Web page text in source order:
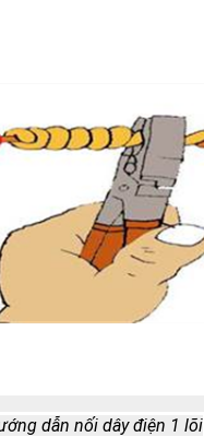
dẫn nối dây điện 1 lõi